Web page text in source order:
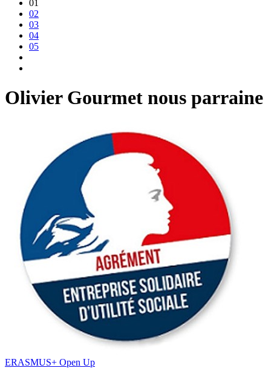
01
02
03
04
05
Olivier Gourmet nous parraine
ERASMUS+ Open Up